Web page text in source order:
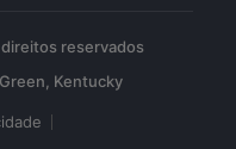
reservados